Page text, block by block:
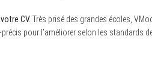
CV. Très prisé des grandes écoles,
pour l’améliorer selon les standards